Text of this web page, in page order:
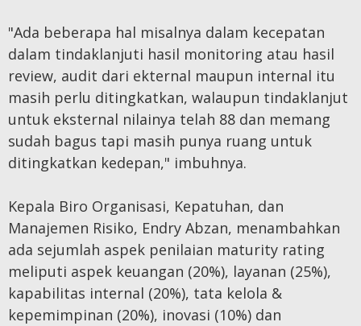
"Ada beberapa hal misalnya dalam kecepatan
dalam tindaklanjuti hasil monitoring atau hasil
review, audit dari ekternal maupun internal itu
masih perlu ditingkatkan, walaupun tindaklanjut
untuk eksternal nilainya telah 88 dan memang
sudah bagus tapi masih punya ruang untuk
ditingkatkan kedepan," imbuhnya.
Kepala Biro Organisasi, Kepatuhan, dan
Manajemen Risiko, Endry Abzan, menambahkan
ada sejumlah aspek penilaian maturity rating
meliputi aspek keuangan (20%), layanan (25%),
kapabilitas internal (20%), tata kelola &
kepemimpinan (20%), inovasi (10%) dan